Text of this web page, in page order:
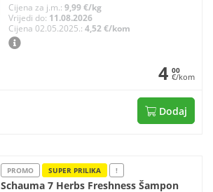
Cijena za j.m.: 9,99 €/kg
Vrijedi do: 11.08.2026
Cijena 02.05.2025.: 4,52 €/kom
4 00
€/kom
Dodaj
PROMO SUPER PRILIKA !
Schauma 7 Herbs Freshness Šampon